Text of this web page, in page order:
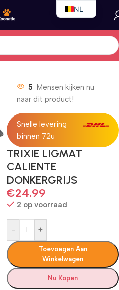
5 Mensen kijken nu
naar dit product!
Snelle levering
binnen 72u
TRIXIE LIGMAT
CALIENTE
DONKERGRIJS
€24.99
2 op voorraad
- +
Toevoegen Aan
Winkelwagen
Nu Kopen
NL